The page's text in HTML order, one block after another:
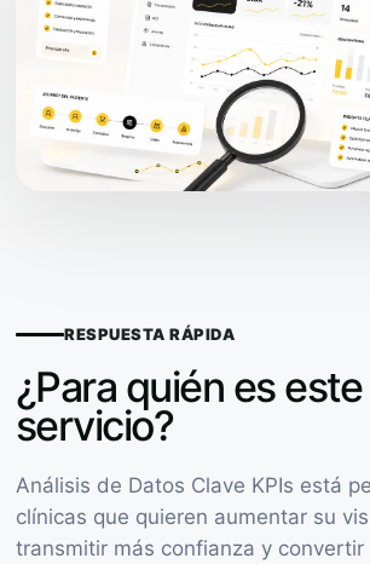
RESPUESTA RÁPIDA
¿Para quién es este
servicio?
Análisis de Datos Clave KPIs está
clínicas que quieren aumentar su
transmitir más confianza y convertir